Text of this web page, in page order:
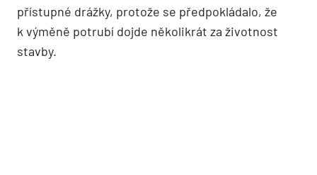
přístupné drážky, protože se předpokládalo, že
k výměně potrubí dojde několikrát za životnost
stavby.